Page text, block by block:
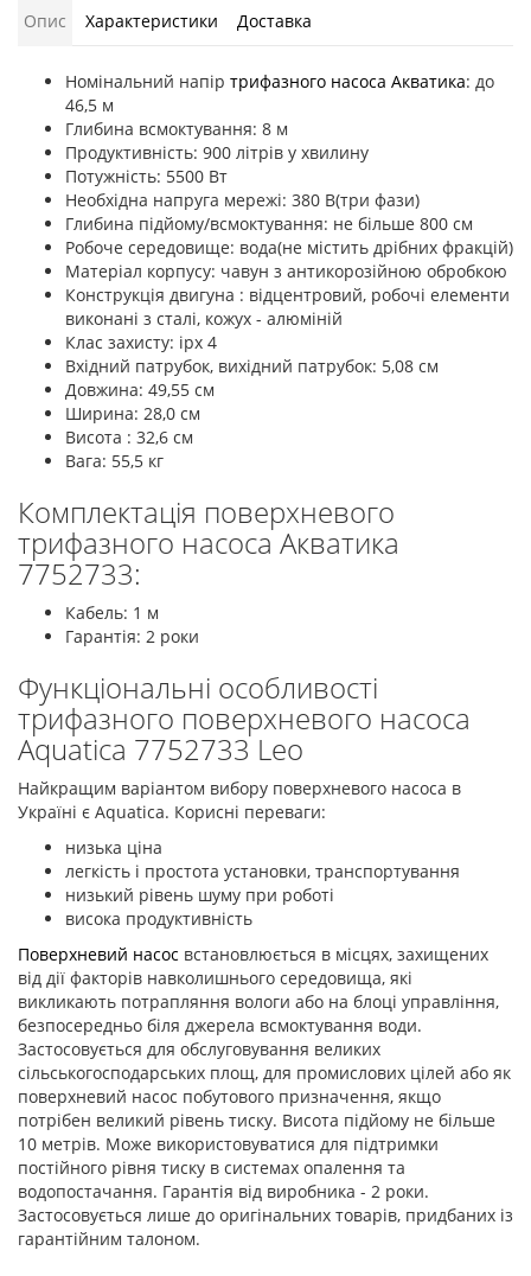
Опис Характеристики Доставка
Номінальний напір трифазного насоса Акватика: до
46,5 м
Глибина всмоктування: 8 м
Продуктивність: 900 літрів у хвилину
Потужність: 5500 Вт
Необхідна напруга мережі: 380 В(три фази)
Глибина підйому/всмоктування: не більше 800 см
Робоче середовище: вода(не містить дрібних фракцій)
Матеріал корпусу: чавун з антикорозійною обробкою
Конструкція двигуна : відцентровий, робочі елементи
виконані з сталі, кожух - алюміній
Клас захисту: ipx 4
Вхідний патрубок, вихідний патрубок: 5,08 см
Довжина: 49,55 см
Ширина: 28,0 см
Висота : 32,6 см
Вага: 55,5 кг
Комплектація поверхневого
трифазного насоса Акватика
7752733:
Кабель: 1 м
Гарантія: 2 роки
Функціональні особливості
трифазного поверхневого насоса
Aquatica 7752733 Leo
Найкращим варіантом вибору поверхневого насоса в
Україні є Aquatica. Корисні переваги: ​​
низька ціна
легкість і простота установки, транспортування
низький рівень шуму при роботі
висока продуктивність
Поверхневий насос встановлюється в місцях, захищених
від дії факторів навколишнього середовища, які
викликають потрапляння вологи або на блоці управління,
безпосередньо біля джерела всмоктування води.
Застосовується для обслуговування великих
сільськогосподарських площ, для промислових цілей або як
поверхневий насос побутового призначення, якщо
потрібен великий рівень тиску. Висота підйому не більше
10 метрів. Може використовуватися для підтримки
постійного рівня тиску в системах опалення та
водопостачання. Гарантія від виробника - 2 роки.
Застосовується лише до оригінальних товарів, придбаних із
гарантійним талоном.